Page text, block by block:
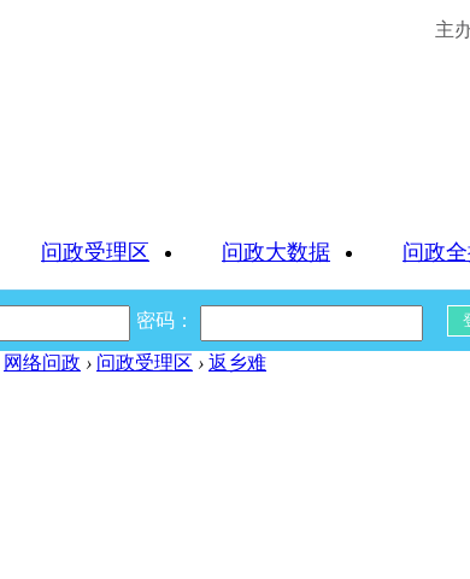
主
问政受理区 问政大数据 问政
密码：
网络问政 › 问政受理区 › 返乡难